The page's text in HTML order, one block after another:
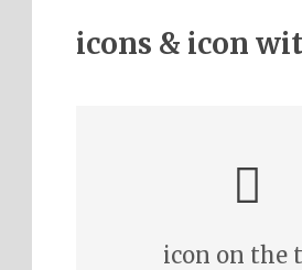
icons & icon
icon on the